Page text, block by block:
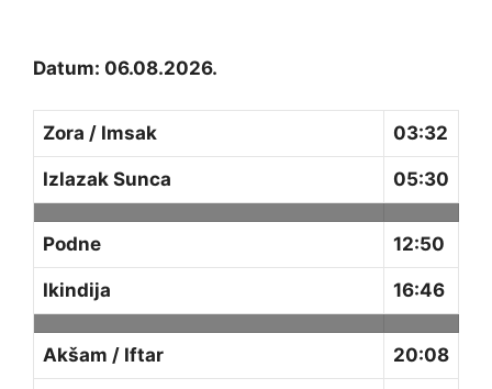
Datum: 06.08.2026.
Zora / Imsak 03:32
Izlazak Sunca 05:30
Podne 12:50
Ikindija 16:46
Akšam / Iftar 20:08